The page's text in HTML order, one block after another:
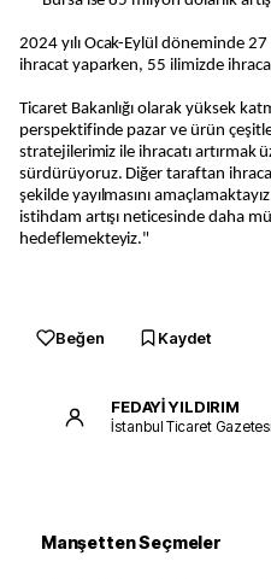
2024 yılı Ocak-Eylül döneminde
ihracat yaparken, 55 ilimizde
Ticaret Bakanlığı olarak yüksek
perspektifinde pazar ve ürün
stratejilerimiz ile ihracatı artırmak
sürdürüyoruz. Diğer taraftan
şekilde yayılmasını
istihdam artışı neticesinde daha
hedeflemekteyiz."
Beğen Kaydet
FEDAYİ YILDIRIM
İstanbul Ticaret
Manşetten Seçmeler